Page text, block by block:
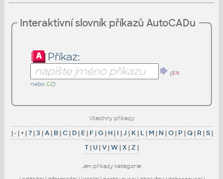
Interaktivní slovník příkazů AutoCADu
Příkaz:
(EN
nebo CZ)
Všechny příkazy:
|- |+|?|3 |A| B|C| D| E| F |G| H| I |J | K| L | M | N |O| P |Q| R |S|
T| U|V|W|X |Z |
Jen příkazy kategorie: